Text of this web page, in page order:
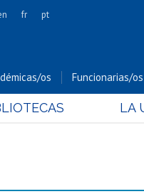
y Conservación
Sociales
fr pt
os Funcionarias/os
LA